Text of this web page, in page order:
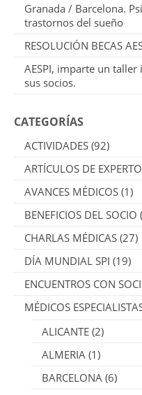
Granada / Barcelona.
trastornos del sueño
RESOLUCIÓN BECAS
AESPI, imparte un
sus socios.
CATEGORÍAS
ACTIVIDADES (92)
ARTÍCULOS DE
AVANCES MÉDICOS (1)
BENEFICIOS DEL SOCIO
CHARLAS MÉDICAS (27)
DÍA MUNDIAL SPI (19)
ENCUENTROS CON
MÉDICOS
ALICANTE (2)
ALMERIA (1)
BARCELONA (6)